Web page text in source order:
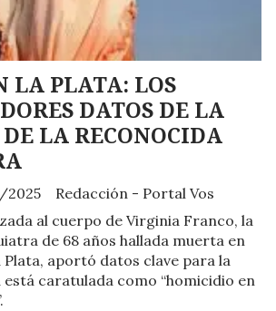
LA PLATA: LOS
DATOS DE LA
LA RECONOCIDA
Redacción - Portal Vos
2025
al cuerpo de Virginia Franco, la
de 68 años hallada muerta en
Plata, aportó datos clave para la
está caratulada como “homicidio en